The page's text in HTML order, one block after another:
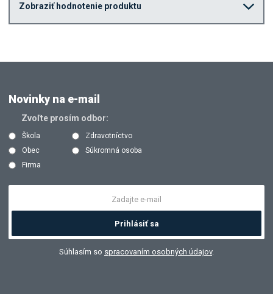
Zobraziť hodnotenie produktu
Novinky na e-mail
Zvoľte prosím odbor:
Škola
Zdravotníctvo
Obec
Súkromná osoba
Firma
Prihlásiť sa
Súhlasím so spracovaním osobných údajov.